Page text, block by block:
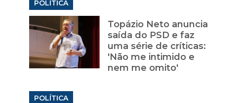
POLÍTICA
Topázio Neto anuncia
saída do PSD e faz
uma série de críticas:
'Não me intimido e
nem me omito'
POLÍTICA